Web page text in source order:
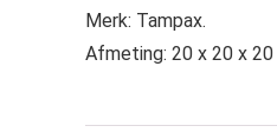
Merk: Tampax.
Afmeting: 20 x 20 x